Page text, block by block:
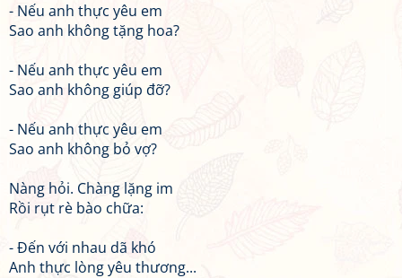
- Nếu anh thực yêu em
Sao anh không tặng hoa?
- Nếu anh thực yêu em
Sao anh không giúp đỡ?
- Nếu anh thực yêu em
Sao anh không bỏ vợ?
Nàng hỏi. Chàng lặng im
Rồi rụt rè bào chữa:
- Đến với nhau dã khó
Anh thực lòng yêu thương...